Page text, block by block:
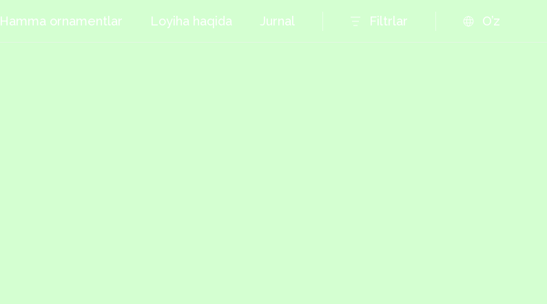
Hamma ornamentlar Loyiha haqida Jurnal Filtrlar O’z